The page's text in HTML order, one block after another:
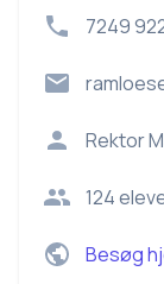
7249
Rektor
124
Besøg